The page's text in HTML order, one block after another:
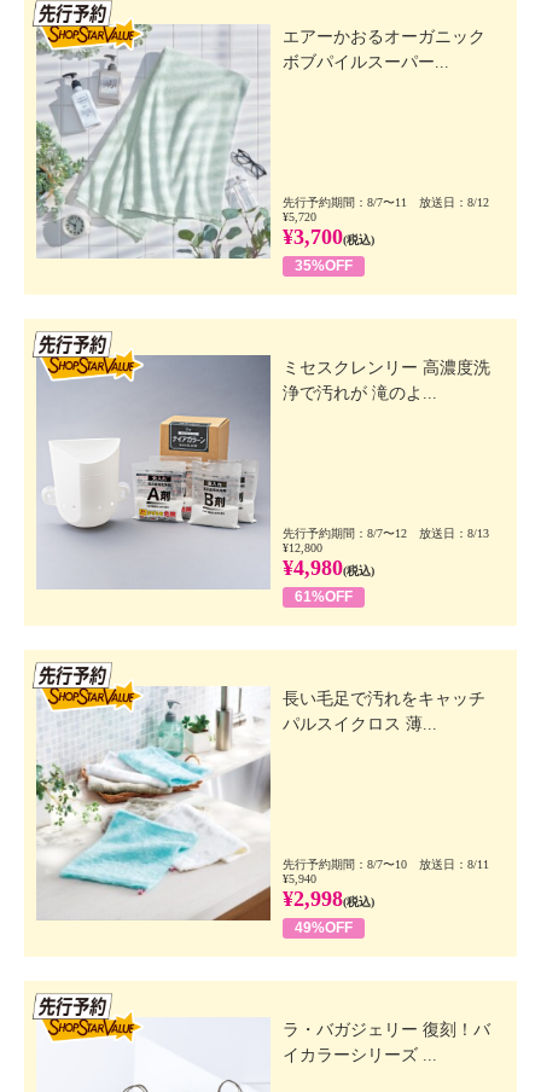
エアーかおるオーガニック
ボブパイルスーパー...
先行予約期間：8/7〜11 放送日：8/12
¥5,720
¥3,700(税込)
35%OFF
ミセスクレンリー 高濃度洗
浄で汚れが 滝のよ...
先行予約期間：8/7〜12 放送日：8/13
¥12,800
¥4,980(税込)
61%OFF
長い毛足で汚れをキャッチ
パルスイクロス 薄...
先行予約期間：8/7〜10 放送日：8/11
¥5,940
¥2,998(税込)
49%OFF
ラ・バガジェリー 復刻！バ
イカラーシリーズ ...